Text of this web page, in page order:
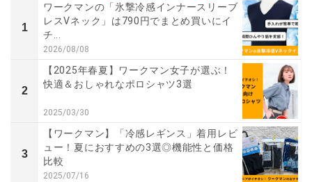
1
ワークマンの「氷撃冷感インナースリーブ
レスVネック」は790円でまとめ買いにイ
チ...
2026/08/08
2
【2025年春夏】ワークマン女子が選ぶ！
快適＆おしゃれなポロシャツ3選
2025/03/30
3
【ワークマン】「冷感レギンス」着用レビ
ュー！夏におすすめの3選◎機能性と価格
比較
2025/07/16